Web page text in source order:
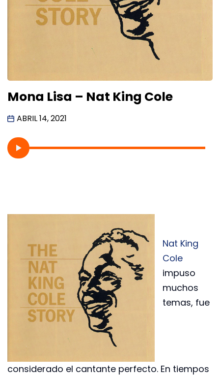
Mona Lisa – Nat King Cole
ABRIL 14, 2021
Nat King
Cole
impuso
muchos
temas, fue
considerado el cantante perfecto. En tiempos